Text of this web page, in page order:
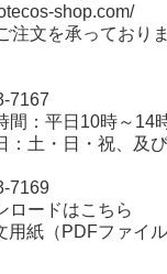
shop.com/
注文を承っており
7167
間：平日10時～14
：土・日・祝、及
7169
ロードはこちら
用紙（PDFファイル